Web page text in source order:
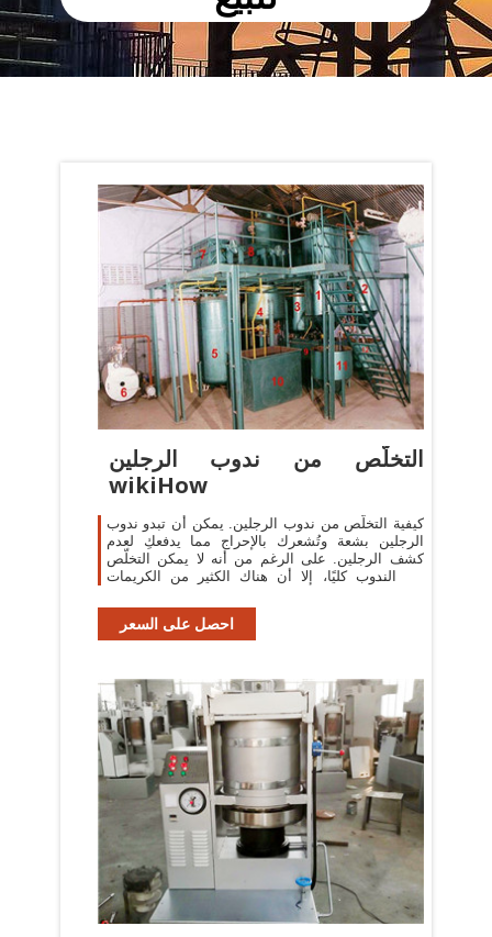
التخلّص من ندوب الرجلين
wikiHow
كيفية التخلّص من ندوب الرجلين. يمكن أن تبدو ندوب
الرجلين بشعة وتُشعرك بالإحراج مما يدفعكِ لعدم
كشف الرجلين. على الرغم من أنه لا يمكن التخلّص
من الندوب كليًا، إلا أن هناك الكثير من الكريمات
احصل على السعر